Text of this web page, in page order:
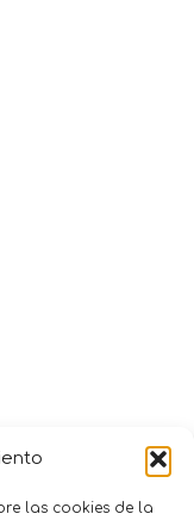
las cookies de la